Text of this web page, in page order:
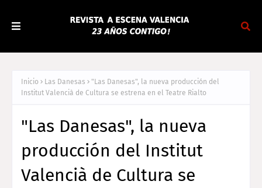
Inicio Las Danesas
"Las Danesas", la nueva producción del
Institut Valencià de Cultura se estrena en el Teatre Rialto
"Las Danesas", la nueva
producción del Institut
Valencià de Cultura se